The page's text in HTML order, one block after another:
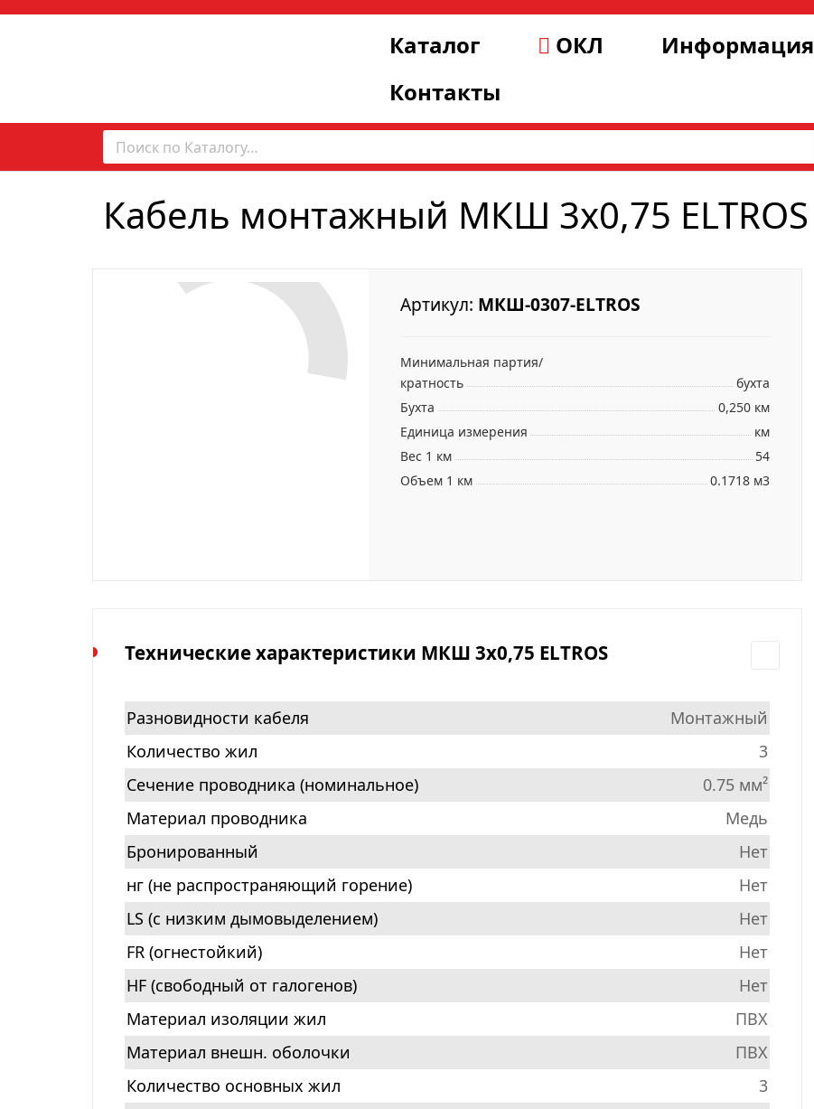
Каталог ОКЛ
Информация
Контакты
Кабель монтажный МКШ 3х0,75 ELTROS
Артикул: МКШ-0307-ELTROS
Минимальная партия/
кратность
бухта
Бухта
0,250 км
Единица измерения
км
Вес 1 км
54
Объем 1 км
0.1718 м3
Технические характеристики МКШ 3х0,75 ELTROS
Разновидности кабеля
Монтажный
Количество жил
3
Сечение проводника (номинальное)
0.75 мм²
Материал проводника
Медь
Бронированный
Нет
нг (не распространяющий горение)
Нет
LS (с низким дымовыделением)
Нет
FR (огнестойкий)
Нет
HF (свободный от галогенов)
Нет
Материал изоляции жил
ПВХ
Материал внешн. оболочки
ПВХ
Количество основных жил
3